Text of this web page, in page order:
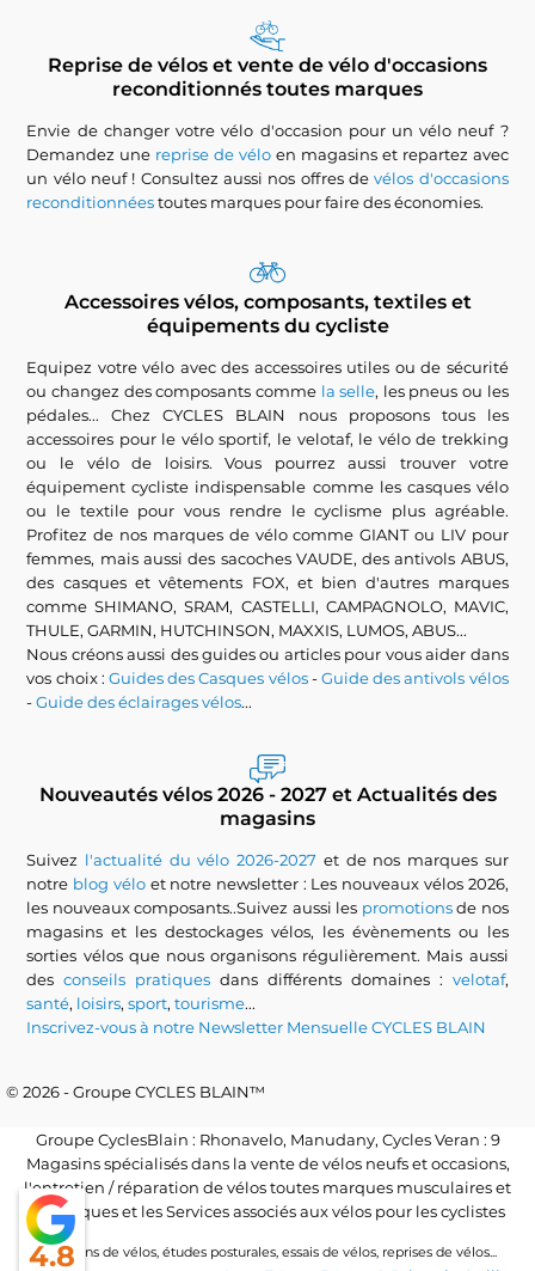
Reprise de vélos et vente de vélo d'occasions
reconditionnés toutes marques
Envie de changer votre vélo d'occasion pour un vélo neuf ?
Demandez une reprise de vélo en magasins et repartez avec
un vélo neuf ! Consultez aussi nos offres devélos d'occasions
reconditionnéestoutes marques pour faire des économies.
Accessoires vélos, composants, textiles et
équipements du cycliste
Equipez votre vélo avec des accessoires utiles ou de sécurité
ou changez des composants comme la selle, les pneus ou les
pédales... Chez CYCLES BLAIN nous proposons tous les
accessoires pour le vélo sportif, le velotaf, le vélo de trekking
ou le vélo de loisirs. Vous pourrez aussi trouver votre
équipement cycliste indispensable comme les casques vélo
ou le textile pour vous rendre le cyclisme plus agréable.
Profitez de nos marques de vélo comme GIANT ou LIV pour
femmes, mais aussi des sacoches VAUDE, des antivols ABUS,
des casques et vêtements FOX, et bien d'autres marques
comme SHIMANO, SRAM, CASTELLI, CAMPAGNOLO, MAVIC,
THULE, GARMIN, HUTCHINSON, MAXXIS, LUMOS, ABUS...
Nous créons aussi des guides ou articles pour vous aider dans
vos choix :Guides des Casques vélos-Guide des antivols vélos
-Guide des éclairages vélos...
Nouveautés vélos 2026 - 2027 et Actualités des
magasins
Suivez l'actualité du vélo 2026-2027 et de nos marques sur
notre blog véloet notre newsletter : Les nouveaux vélos 2026,
les nouveaux composants..Suivez aussi les promotionsde nos
magasins et les destockages vélos, les évènements ou les
sorties vélos que nous organisons régulièrement. Mais aussi
desconseils pratiques dans différents domaines : velotaf,
santé, loisirs,sport,tourisme...
Inscrivez-vous à notre Newsletter Mensuelle CYCLES BLAIN
© 2026 - Groupe CYCLES BLAIN™
Groupe CyclesBlain : Rhonavelo, Manudany, Cycles Veran : 9
Magasins spécialisés dans la vente de vélos neufs et occasions,
l'entretien / réparation de vélos toutes marques musculaires et
électriques et les Services associés aux vélos pour les cyclistes
Locations de vélos, études posturales, essais de vélos, reprises de vélos...
4.8